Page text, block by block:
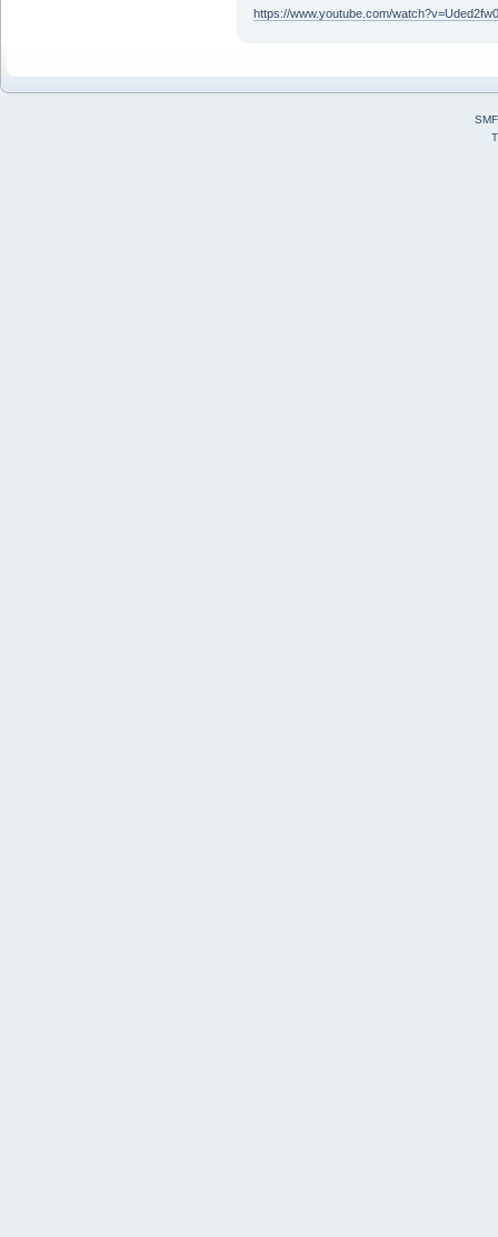
https://www.youtube.com/